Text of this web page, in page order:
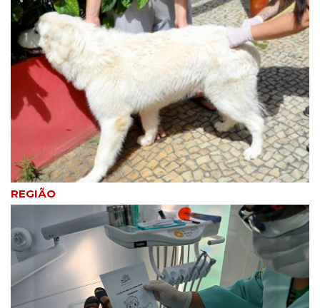
recadastramento e novos
cadastros a partir da
segunda quinzena de
agosto
5 noticias
Carreta da Saúde inicia
exames de tomografia e
ultrassom em Campos
6 noticias
Governo do Rio investe mais
R$ 108 milhões recuperados
da corrupção em